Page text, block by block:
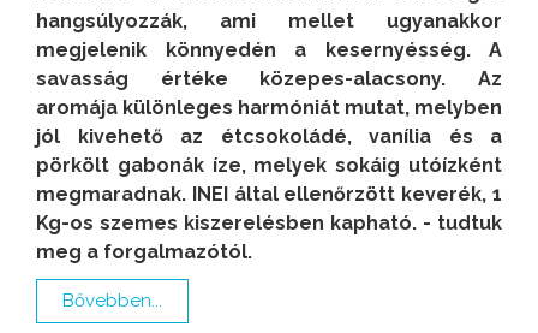
hangsúlyozzák, ami mellet ugyanakkor
megjelenik könnyedén a kesernyésség. A
savasság értéke közepes-alacsony. Az
aromája különleges harmóniát mutat, melyben
jól kivehető az étcsokoládé, vanília és a
pörkölt gabonák íze, melyek sokáig utóízként
megmaradnak. INEI által ellenőrzött keverék, 1
Kg-os szemes kiszerelésben kapható. - tudtuk
meg a forgalmazótól.
Bővebben...